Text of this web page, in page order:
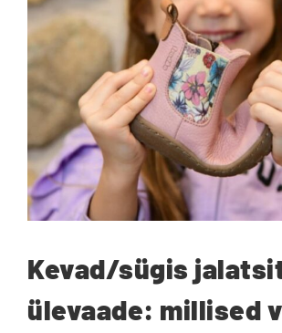
Kevad/sügis
ülevaade: millised